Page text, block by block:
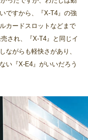
ですから、『X-T4』の強
カードスロットなどまで
され、『X-T4』と同じイ
ながらも軽快さがあり、
い『X-E4』がいいだろう